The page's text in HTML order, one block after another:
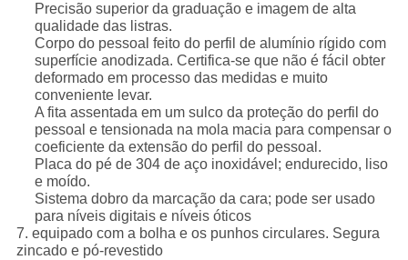
Precisão superior da graduação e imagem de alta
qualidade das listras.
Corpo do pessoal feito do perfil de alumínio rígido com
superfície anodizada. Certifica-se que não é fácil obter
deformado em processo das medidas e muito
conveniente levar.
A fita assentada em um sulco da proteção do perfil do
pessoal e tensionada na mola macia para compensar o
coeficiente da extensão do perfil do pessoal.
Placa do pé de 304 de aço inoxidável; endurecido, liso
e moído.
Sistema dobro da marcação da cara; pode ser usado
para níveis digitais e níveis óticos
7. equipado com a bolha e os punhos circulares. Segura
zincado e pó-revestido